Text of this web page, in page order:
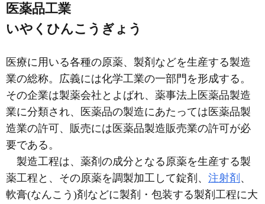
医薬品工業
いやくひんこうぎょう
医療に用いる各種の原薬、製剤などを生産する製造
業の総称。広義には化学工業の一部門を形成する。
その企業は製薬会社とよばれ、薬事法上医薬品製造
業に分類され、医薬品の製造にあたっては医薬品製
造業の許可、販売には医薬品製造販売業の許可が必
要である。
製造工程は、薬剤の成分となる原薬を生産する製
薬工程と、その原薬を調製加工して錠剤、 注射剤 、
軟膏(なんこう)剤などに製剤・包装する製剤工程に大